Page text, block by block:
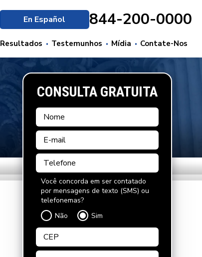
En Español 844-200-0000
Resultados Testemunhos Mídia Contate-Nos
CONSULTA GRATUITA
Você concorda em ser contatado
por mensagens de texto (SMS) ou
telefonemas?
Não
Sim